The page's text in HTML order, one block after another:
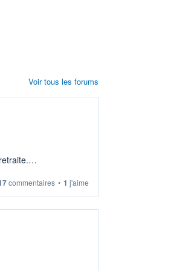
commentaires • 1 j'aime
Voir tous les forums